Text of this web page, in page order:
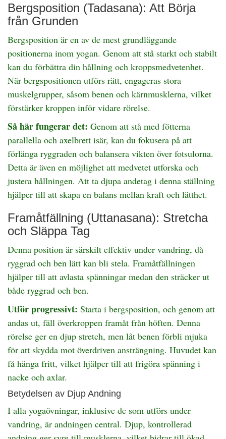
Bergsposition (Tadasana): Att Börja
från Grunden
Bergsposition är en av de mest grundläggande
positionerna inom yogan. Genom att stå starkt och stabilt
kan du förbättra din hållning och kroppsmedvetenhet.
När bergspositionen utförs rätt, engageras stora
muskelgrupper, såsom benen och kärnmusklerna, vilket
förstärker kroppen inför vidare rörelse.
Så här fungerar det: Genom att stå med fötterna
parallella och axelbrett isär, kan du fokusera på att
förlänga ryggraden och balansera vikten över fotsulorna.
Detta är även en möjlighet att medvetet utforska och
justera hållningen. Att ta djupa andetag i denna ställning
hjälper till att skapa en balans mellan kraft och lätthet.
Framåtfällning (Uttanasana): Stretcha
och Släppa Tag
Denna position är särskilt effektiv under vandring, då
ryggrad och ben lätt kan bli stela. Framåtfällningen
hjälper till att avlasta spänningar medan den sträcker ut
både ryggrad och ben.
Utför progressivt: Starta i bergsposition, och genom att
andas ut, fäll överkroppen framåt från höften. Denna
rörelse ger en djup stretch, men låt benen förbli mjuka
för att skydda mot överdriven ansträngning. Huvudet kan
få hänga fritt, vilket hjälper till att frigöra spänning i
nacke och axlar.
Betydelsen av Djup Andning
I alla yogaövningar, inklusive de som utförs under
vandring, är andningen central. Djup, kontrollerad